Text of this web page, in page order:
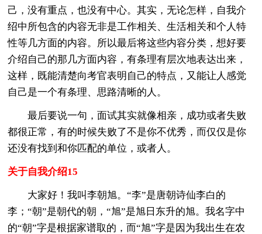
己，没有重点，也没有中心。其实，无论怎样，自我介
绍中所包含的内容无非是工作相关、生活相关和个人特
性等几方面的内容。所以最后将这些内容分类，想好要
介绍自己的那几方面内容，有条理有层次地表达出来，
这样，既能清楚向考官表明自己的特点，又能让人感觉
自己是一个有条理、思路清晰的人。
最后要说一句，面试其实就像相亲，成功或者失败
都很正常，有的时候失败了不是你不优秀，而仅仅是你
还没有找到和你匹配的单位，或者人。
关于自我介绍15
大家好！我叫李朝旭。“李”是唐朝诗仙李白的
李；“朝”是朝代的朝，“旭”是旭日东升的旭。我名字中
的“朝”字是根据家谱取的，而“旭”字是因为我出生在农